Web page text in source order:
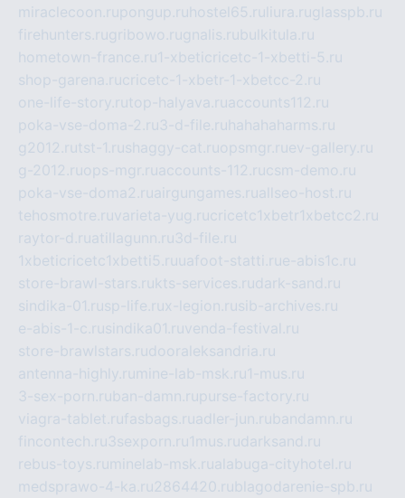
miraclecoon.rupongup.ru hostel65.ru liura.ruglasspb.ru
firehunters.rugribowo.rugnalis.rubulkitula.ru
hometown-france.ru1-xbeticricetc-1-xbetti-5.ru
shop-garena.rucricetc-1-xbetr-1-xbetcc-2.ru
one-life-story.rutop-halyava.ruaccounts112.ru
poka-vse-doma-2.ru3-d-file.ru hahahaharms.ru
g2012.rutst-1.rushaggy-cat.ruopsmgr.ruev-gallery.ru
g-2012.ruops-mgr.ruaccounts-112.rucsm-demo.ru
poka-vse-doma2.ruairgungames.ruallseo-host.ru
tehosmotre.ruvarieta-yug.rucricetc1xbetr1xbetcc2.ru
raytor-d.ruatillagunn.ru3d-file.ru
1xbeticricetc1xbetti5.ruuafoot-statti.rue-abis1c.ru
store-brawl-stars.rukts-services.rudark-sand.ru
sindika-01.rusp-life.rux-legion.rusib-archives.ru
e-abis-1-c.rusindika01.ruvenda-festival.ru
store-brawlstars.rudooraleksandria.ru
antenna-highly.ru mine-lab-msk.ru1-mus.ru
3-sex-porn.ruban-damn.rupurse-factory.ru
viagra-tablet.rufasbags.ruadler-jun.rubandamn.ru
fincontech.ru3sexporn.ru1mus.rudarksand.ru
rebus-toys.ru minelab-msk.rualabuga-cityhotel.ru
medsprawo-4-ka.ru2864420.rublagodarenie-spb.ru